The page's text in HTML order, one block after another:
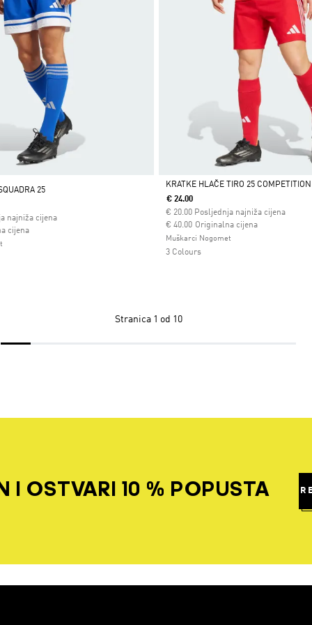
25
najniža cijena
cijena
Da
KRATKE HLAČE TIRO 25 COMPETITION
€ 24.00
€ 20.00 Posljednja najniža cijena
Originalna cijena
Cijena umanjena od
€ 40.00za
Muškarci Nogomet
3 Colours
Stranica 1 od 10
I OSTVARI 10 % POPUSTA